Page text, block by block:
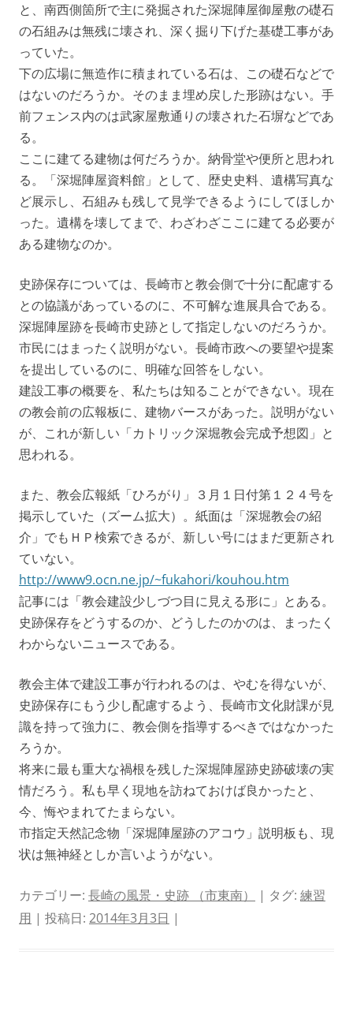
と、南西側箇所で主に発掘された深堀陣屋御屋敷の礎石
の石組みは無残に壊され、深く掘り下げた基礎工事があ
っていた。
下の広場に無造作に積まれている石は、この礎石などで
はないのだろうか。そのまま埋め戻した形跡はない。手
前フェンス内のは武家屋敷通りの壊された石塀などであ
る。
ここに建てる建物は何だろうか。納骨堂や便所と思われ
る。「深堀陣屋資料館」として、歴史史料、遺構写真な
ど展示し、石組みも残して見学できるようにしてほしか
った。遺構を壊してまで、わざわざここに建てる必要が
ある建物なのか。
史跡保存については、長崎市と教会側で十分に配慮する
との協議があっているのに、不可解な進展具合である。
深堀陣屋跡を長崎市史跡として指定しないのだろうか。
市民にはまったく説明がない。長崎市政への要望や提案
を提出しているのに、明確な回答をしない。
建設工事の概要を、私たちは知ることができない。現在
の教会前の広報板に、建物バースがあった。説明がない
が、これが新しい「カトリック深堀教会完成予想図」と
思われる。
また、教会広報紙「ひろがり」３月１日付第１２４号を
掲示していた（ズーム拡大）。紙面は「深堀教会の紹
介」でもＨＰ検索できるが、新しい号にはまだ更新され
ていない。
http://www9.ocn.ne.jp/~fukahori/kouhou.htm
記事には「教会建設少しづつ目に見える形に」とある。
史跡保存をどうするのか、どうしたのかのは、まったく
わからないニュースである。
教会主体で建設工事が行われるのは、やむを得ないが、
史跡保存にもう少し配慮するよう、長崎市文化財課が見
識を持って強力に、教会側を指導するべきではなかった
ろうか。
将来に最も重大な禍根を残した深堀陣屋跡史跡破壊の実
情だろう。私も早く現地を訪ねておけば良かったと、
今、悔やまれてたまらない。
市指定天然記念物「深堀陣屋跡のアコウ」説明板も、現
状は無神経としか言いようがない。
カテゴリー: 長崎の風景・史跡 （市東南） | タグ: 練習
用 | 投稿日: 2014年3月3日 |